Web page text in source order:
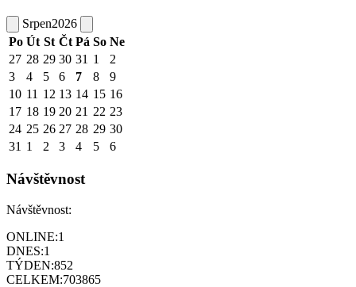
Srpen2026
Po Út St Čt Pá So Ne
27 28 29 30 31 1
2
3
4 5 6 7 8
9
10 11 12 13 14 15 16
17 18 19 20 21 22 23
24 25 26 27 28 29 30
31 1 2 3 4 5 6
Návštěvnost
Návštěvnost:
ONLINE:1
DNES:1
TÝDEN:852
CELKEM:703865